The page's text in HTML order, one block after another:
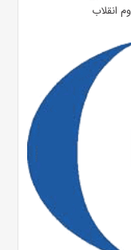
انقلاب